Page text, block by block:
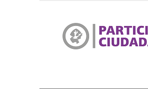
contenido